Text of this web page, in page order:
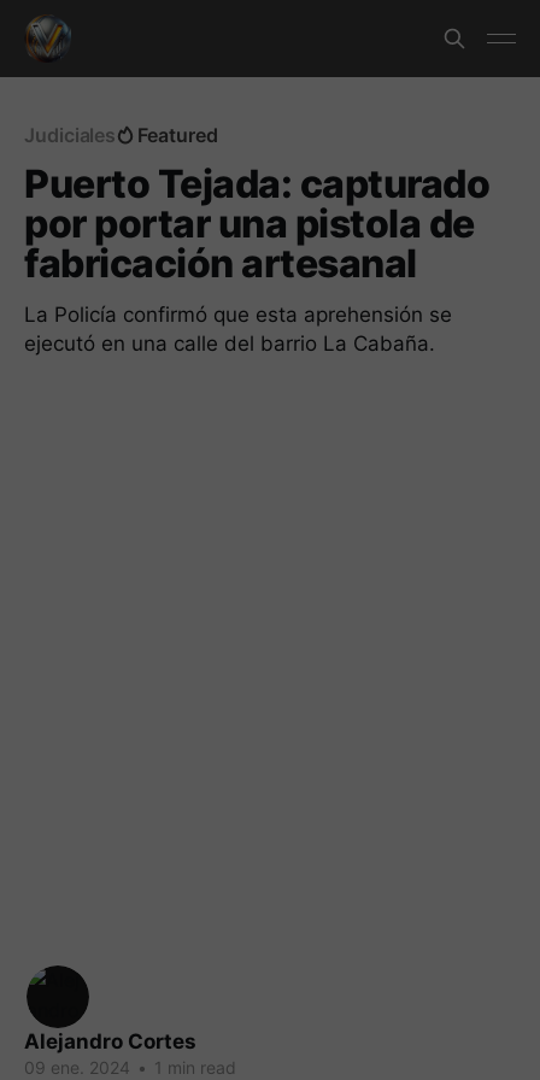
Judiciales Featured
Puerto Tejada: capturado
por portar una pistola de
fabricación artesanal
La Policía confirmó que esta aprehensión se
ejecutó en una calle del barrio La Cabaña.
Alejandro Cortes
09 ene. 2024 • 1 min read